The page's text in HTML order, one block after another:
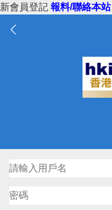
新會員登記 報料/聯絡本站